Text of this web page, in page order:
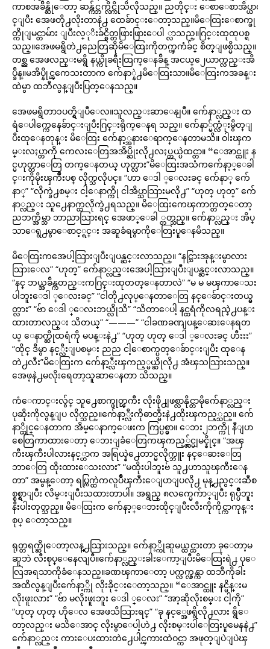
ကာစအခ်ိန္ဆိုေတာ့ ဆန္က်င္ဘက္လိင္ကိုသိလိုသည္။ ညတိုင္း ေစာေစာအိပ္ယာဝ
င္ျပီး အေဖတို႕လိုးတာနဲ႕ ထေခ်ာင္းေတာ့သည္။မိေထြးေစာက္ဖု
တ္ကိုျမင္တာမ်ား ျပီးလ္ုိးခ်င္စိတ္တဖြားဖြားေပါ ္လာသည္။ဂြင္းထုထုပစ္ရ
သည္။အေဖမရွိတဲ႕ညေတြဆိုမိေထြးကိုတက္ၾကံခ်င္ စိတ္ျဖစ္မိသည္။
တစ္ည အေဖလည္းမရွိ နယ္ကိုခရီးထြက္ေနခ်ိန္ အငယ္၂ေယာက္လည္းအိ
ပ္ခ်ိန္။မအိပ္နိုင္ၾကေသးတာက က်ေနာ္နဲ႕မိေထြးသာ။မိေထြးကအခန္း
ထဲမွာ ထဘီလွန္ျပီးပြတ္ေနသည္။
အေဖမရွိတာ၁ပတ္ရွိျပီေလ။သူလည္းဆာေနျပီ။ က်ေနာ္လည္း ထ
ရံေပါက္ကေနေခ်ာင္းျပီးဂြင္းရိုက္ေနရ သည္။ က်ေနာ္မ်က္လံုးမွိတ္ျ
ပီးထုေနတုန္း မိေထြး က်ေနာ့္အနားေရာက္ေနတာမသိ။ ဝါးၾက
မ္းလႈပ္တာကို ကေလးေတြအအိပ္ဆိုးလို႕လႈပ္တယ္ပဲထင္တာ။ “ေအာင္ထူး န
င္မဟုတ္တာေတြ တက္ေနတယ္ ဟုတ္လား”မိေထြးအသံကက်ေနာ့္ေခါ
င္းကိုမိုးၾကိဳးပစ္ လိုက္သလိုပင္။ “ဟာ ေဒါ ္ေလးခင္ က်ေနာ္ က်ေ
နာ္” “လိုက္ခဲ႕စမ္း ငါ့ေနာက္ကို ငါအိပ္သာသြားမလို႕” “ဟုတ္ ဟုတ္” က်ေ
နာ္လည္း သူ႕ေနာက္ထလိုက္ခဲ႕ရသည္။ မိေထြးကေၾကာက္တတ္ေတာ့
ညဘက္အိမ္သာ ဘာညာသြားရင္ အေဖာ္ေခါ ္တတ္သည္။ က်ေနာ္လည္း အိပ္
သာေရွ႕မွာေစာင့္ရင္း အဆူခံရမွာကိုေတြးပူေနမိသည္။
မိေထြးကအေပါ့သြားျပီးျပန္ဆင္းလာသည္။ “နင္သြားအုန္းမွာလား
သြားေလ” “ဟုတ္” က်ေနာ္လည္းအေပါ့သြားျပီးျပန္ဆင္းလာသည္။
“နင္ ဘယ္အခ်ိန္ကတည္းကဂြင္းထုတတ္ေနတာလဲ” “မ မ မၾကာေသး
ပါဘူးေဒါ ္ေလးခင္” “ငါတို႕လုပ္ေနတာေတြ နင္ေခ်ာင္းတယ္မွ
တ္လား” “ဗ်ာ ေဒါ ္ေလးဘယ္လိုသိ” “သိတာေပါ့ နင္ထရံကိုလရည္နဲ႕ပန္း
ထားတာလည္း သိတယ္” “———” “ငါခဏခဏျပန္ေဆးေနရတ
ယ္ ေနာက္ဆိုထရံကို မပန္းနဲ႕” “ဟုတ္ ဟုတ္ ေဒါ ္ေလးခင္ ဟီးးး”
“ထိုင္ ဒီမွာ နင့္လီးျပစမ္း ညည ငါ့ေစာက္ပတ္ေခ်ာင္းျပီး ထုေန
တဲ႕လီး”မိေထြးက က်ေနာ့္လီးၾကည့္မယ္ဆိုလို႕ အံၾသသြားသည္။
အေဖ့နဲ႕မလိုးရေတာ့သူဆာေနတာ သိသည္။
ကံေကာင္းလွ်င္ သူ႕ေစာက္ဖုတ္ၾကီး လိုးဖို႕ျဖစ္လာနိုင္တာမိုက်ေနာ္လည္း
ပုဆိုးကိုလွန္ျပ လိုက္သည္။က်ေနာ့္လီးကိုဓာတ္မီးနဲ႕ထိုးၾကည့္သည္။ က်ေ
နာ္ထိုင္ေနတာက အိမ္ေနာက္ေဖးက ကြပ္ပစ္မွာ။ ေဘး၂ဘက္ကို နီျပာ
စေတြကာထားေတာ့ ေဘးျခံေတြကၾကည့္လွ်င္မျမင္နိုင္။ “အၾ
ကီးၾကီးပါလားနင့္ဟာက အရြယ္နဲ႕ေတာင္မလိုက္ဘူး နင္ေဆးေတြ
ဘာေတြ ထိုးထားေသးလား” “မထိုးပါဘူးဗ် သူ႕ဟာသူၾကီးေန
တာ” အမွန္ေတာ့ ရပ္ကြက္ထဲကလူပ်ိဳၾကီးေျပာျပလို႕ မုန္႕ညွင္းဆီစ
စ္စစ္ရွာျပီး လိမ္းျပီးသထားတာပါ။ အရွည္ ၈လက္မေက်ာ္ျပီး ရုပ္ပ်ိဳဘူး
နီးပါးတုတ္သည္။ မိေထြးက က်ေနာ့္ေဘးထိုင္ျပီးလီးကိုကိုင္ကာကုန္း
စုပ္ ေတာ့သည္။
ရုတ္တရက္ဆိုေတာ့လန္႕သြားသည္။ က်ေနာ့္ကိုဆူမယ္ထင္ထားတာ ခုေတာ့မ
ဆူဘဲ လီးစုပ္ေနေလျပီ။က်ေနာ္လည္းခါးေကာ့ျပီးမိေထြးရဲ႕ ပုေ
လြအရသာကိုခံေနသည္။ခဏၾကာေတာ့ ပက္လက္လွန္ကာ ထဘီကိုခါး
အထိလွန္ျပီးက်ေနာ့္ကို လိုးခိုင္းေတာ့သည္။ “ေအာင္ထူး နင္မိန္းမ
လိုးဖူးလား” “ဗ်ာ မလိုးဖူးဘူး ေဒါ ္ေလး” “အာ့ဆိုလိုးစမ္း ငါ့ကို”
“ဟုတ္ ဟုတ္ ဟိုေလ အေဖသိသြားရင္” “ခု နင့္အေဖရွိလို႕လား ရွိေ
တာ့လည္း မသိေအာင္ လိုးမွာေပါ့ဟဲ႕ လိုးစမ္းပါေတြးပူမေနနဲ႕”
က်ေနာ္လည္း ကားေပးထားတဲ႕ေပါင္ၾကားထဲဝင္ကာ အဖုတ္ျပဲျပဲၾ